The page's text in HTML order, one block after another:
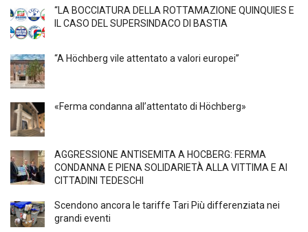
“LA BOCCIATURA DELLA ROTTAMAZIONE QUINQUIES E
IL CASO DEL SUPERSINDACO DI BASTIA
“A Höchberg vile attentato a valori europei”
«Ferma condanna all’attentato di Höchberg»
AGGRESSIONE ANTISEMITA A HÖCBERG: FERMA
CONDANNA E PIENA SOLIDARIETÀ ALLA VITTIMA E AI
CITTADINI TEDESCHI
Scendono ancora le tariffe Tari Più differenziata nei
grandi eventi